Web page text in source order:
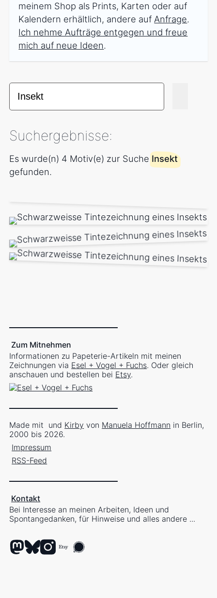
meinem Shop als Prints, Karten oder auf
Kalendern erhältlich, andere auf Anfrage.
Ich nehme Aufträge entgegen und freue
mich auf neue Ideen.
Suchergebnisse:
Es wurde(n) 4 Motiv(e) zur Suche Insekt
gefunden.
Zum Mitnehmen
Informationen zu Papeterie-Artikeln mit meinen
Zeichnungen via Esel + Vogel + Fuchs. Oder gleich
anschauen und bestellen bei Etsy.
Made mit und Kirby von Manuela Hoffmann in Berlin,
2000 bis 2026.
Impressum
RSS-Feed
Kontakt
Bei Interesse an meinen Arbeiten, Ideen und
Spontangedanken, für Hinweise und alles andere ...